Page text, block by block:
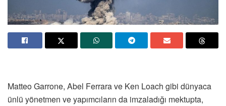
Matteo Garrone, Abel Ferrara ve Ken Loach gibi dünyaca
ünlü yönetmen ve yapımcıların da imzaladığı mektupta,